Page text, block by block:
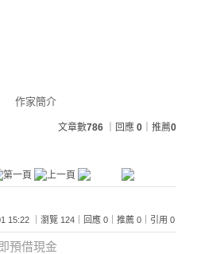
作家簡介
文章數786 ｜回應 0 ｜推薦0
15:22 ｜瀏覽 124｜回應 0｜推薦 0｜引用 0
預借現金